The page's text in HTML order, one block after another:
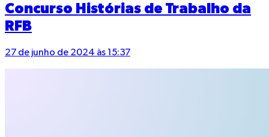
Concurso Histórias de Trabalho da
RFB
27 de junho de 2024 às 15:37